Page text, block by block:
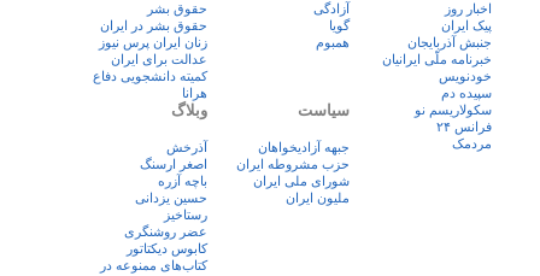
اخبار روز
پيک ايران
جنبش آذربایجان
خبرنامه ملّی ایرانیان
خودنویس
سپیده دم
سکولاریسم نو
فرانس ۲۴
مردمک
آزادگی
گویا
همبوم
حقوق بشر
حقوق بشر در ایران
زنان ايران پرس نيوز
عدالت برای ایران
کمیته دانشجویی دفاع
هرانا
سیاست
جبهه آزادیخواهان
حزب مشروطه ایران
شورای ملی ایران
ملیون ایران
وبلاگ
آذرخش
اصغر ارسنگ
باچه آزره
حسین یزدانی
رستاخیز
عضر روشنگری
کابوس دیکتاتور
کتاب‌های ممنوعه در